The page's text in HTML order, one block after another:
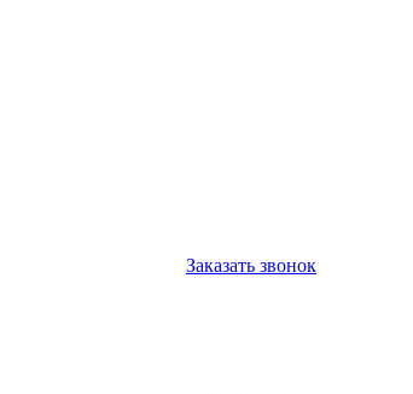
Заказать звонок